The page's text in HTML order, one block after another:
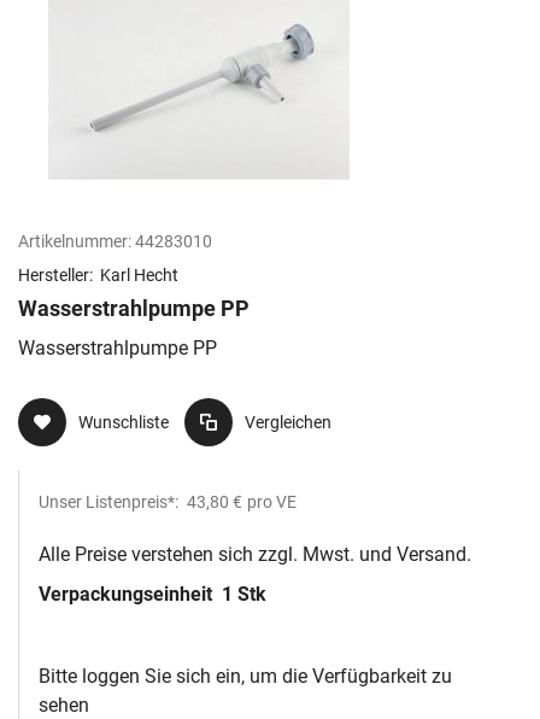
Artikelnummer:44283010
Hersteller: Karl Hecht
Wasserstrahlpumpe PP
Wasserstrahlpumpe PP
Wunschliste Vergleichen
Unser Listenpreis*: 43,80 € pro VE
Alle Preise verstehen sich zzgl. Mwst. und Versand.
Verpackungseinheit 1 Stk
Bitte loggen Sie sich ein, um die Verfügbarkeit zu
sehen